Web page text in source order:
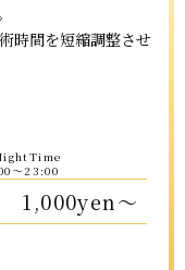
時間を短縮調整させ
〜23:00
1,000yen～